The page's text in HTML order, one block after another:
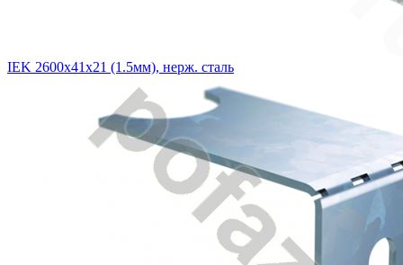
IEK 2600х41х21 (1.5мм), нерж. сталь